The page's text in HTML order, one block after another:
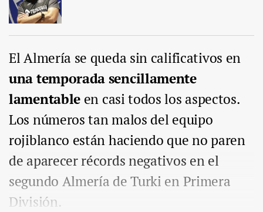
El Almería se queda sin calificativos en
una temporada sencillamente
lamentable en casi todos los aspectos.
Los números tan malos del equipo
rojiblanco están haciendo que no paren
de aparecer récords negativos en el
segundo Almería de Turki en Primera
División.